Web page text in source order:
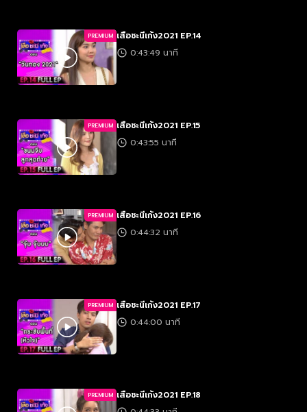
PREMIUM เสือชะนีเก้ง2021 EP.14
0:43:49 นาที
PREMIUM เสือชะนีเก้ง2021 EP.15
0:43:55 นาที
PREMIUM เสือชะนีเก้ง2021 EP.16
0:44:32 นาที
PREMIUM เสือชะนีเก้ง2021 EP.17
0:44:00 นาที
PREMIUM เสือชะนีเก้ง2021 EP.18